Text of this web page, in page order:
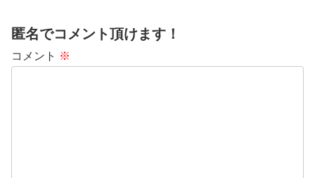
匿名でコメント頂けます！
コメント ※